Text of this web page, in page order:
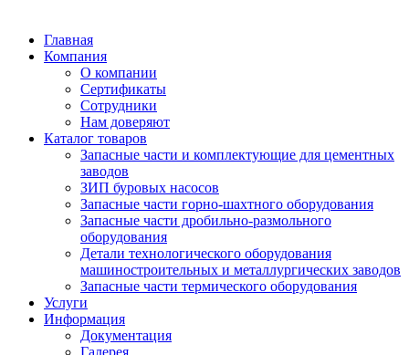
Главная
Компания
О компании
Сертификаты
Сотрудники
Нам доверяют
Каталог товаров
Запасные части и комплектующие для цементных
заводов
ЗИП буровых насосов
Запасные части горно-шахтного оборудования
Запасные части дробильно-размольного
оборудования
Детали технологического оборудования
машиностроительных и металлургических заводов
Запасные части термического оборудования
Услуги
Информация
Документация
Галерея